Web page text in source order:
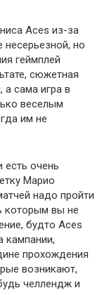
Aces из-за
несерьезной, но
геймплей
сюжетная
а сама игра в
веселым
им не
есть очень
Марио
надо пройти
которым вы не
будто Aces
кампании,
прохождения
возникают,
челлендж и